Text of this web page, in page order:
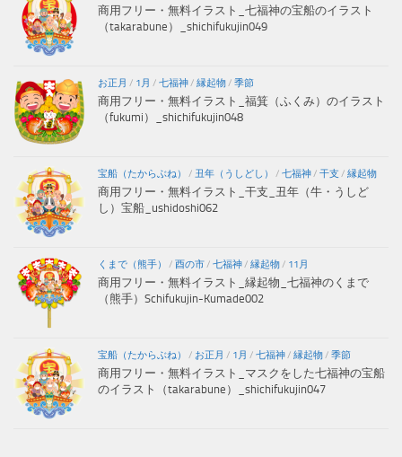
商用フリー・無料イラスト_七福神の宝船のイラスト
（takarabune）_shichifukujin049
お正月 / 1月 / 七福神/ 縁起物/ 季節
商用フリー・無料イラスト_福箕（ふくみ）のイラスト
（fukumi）_shichifukujin048
宝船（たからぶね） / 丑年（うしどし） / 七福神/ 干支 / 縁起物
商用フリー・無料イラスト_干支_丑年（牛・うしど
し）宝船_ushidoshi062
くまで（熊手） / 酉の市/ 七福神/ 縁起物/ 11月
商用フリー・無料イラスト_縁起物_七福神のくまで
（熊手）Schifukujin-Kumade002
宝船（たからぶね） / お正月 / 1月 / 七福神/ 縁起物/ 季節
商用フリー・無料イラスト_マスクをした七福神の宝船
のイラスト（takarabune）_shichifukujin047